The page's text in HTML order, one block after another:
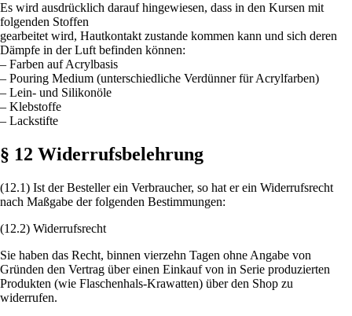
Es wird ausdrücklich darauf hingewiesen, dass in den Kursen mit
folgenden Stoffen
gearbeitet wird, Hautkontakt zustande kommen kann und sich deren
Dämpfe in der Luft befinden können:
– Farben auf Acrylbasis
– Pouring Medium (unterschiedliche Verdünner für Acrylfarben)
– Lein- und Silikonöle
– Klebstoffe
– Lackstifte
§ 12 Widerrufsbelehrung
(12.1) Ist der Besteller ein Verbraucher, so hat er ein Widerrufsrecht
nach Maßgabe der folgenden Bestimmungen:
(12.2) Widerrufsrecht
Sie haben das Recht, binnen vierzehn Tagen ohne Angabe von
Gründen den Vertrag über einen Einkauf von in Serie produzierten
Produkten (wie Flaschenhals-Krawatten) über den Shop zu
widerrufen.